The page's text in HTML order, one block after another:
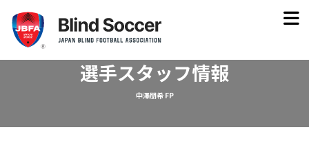
選手スタッフ情報
中澤朋希 FP